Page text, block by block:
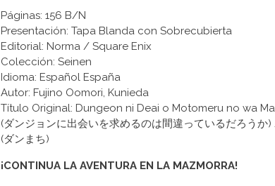
Páginas: 156 B/N
Presentación: Tapa Blanda con Sobrecubierta
Editorial: Norma / Square Enix
Colección: Seinen
Idioma: Español España
Autor: Fujino Oomori, Kunieda
Título Original: Dungeon ni Deai o Motomeru no wa
(ダンジョンに出会いを求めるのは間違っているだろう
(ダンまち)
¡CONTINUA LA AVENTURA EN LA MAZMORRA!